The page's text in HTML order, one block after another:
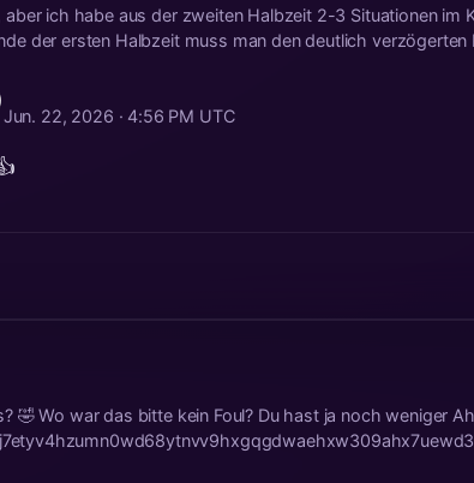
ich habe aus der zweiten Halbzeit 2-3 Situationen im
der ersten Halbzeit muss man den deutlich verzögerten
Jun. 22, 2026 · 4:56 PM UTC
🤣 Wo war das bitte kein Foul? Du hast ja noch weniger